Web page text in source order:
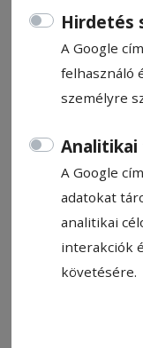
Hirdetés
A Google
felhasználó
személyre
Analitikai
A Google
adatokat
analitikai
interakciók
követésére.
kapcsolatáról
Bíró